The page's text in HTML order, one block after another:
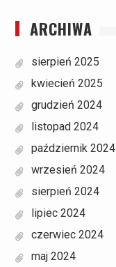
ARCHIWA
sierpień 2025
kwiecień 2025
grudzień 2024
listopad 2024
październik 2024
wrzesień 2024
sierpień 2024
lipiec 2024
czerwiec 2024
maj 2024